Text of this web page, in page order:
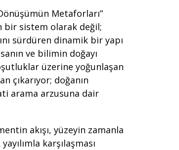
Metaforları”
bir sistem olarak değil;
sürdüren dinamik bir yapı
ve bilimin doğayı
üzerine yoğunlaşan
çıkarıyor; doğanın
arama arzusuna dair
akışı, yüzeyin zamanla
karşılaşması